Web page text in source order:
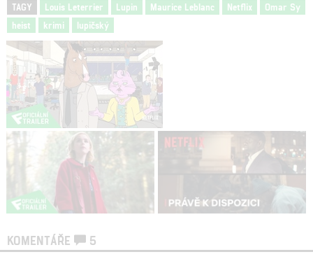
TAGY Louis Leterrier Lupin Maurice Leblanc Netflix
Omar Sy
heist
krimi lupičský
KOMENTÁŘE 5